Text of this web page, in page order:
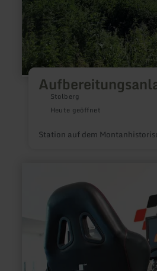
Stolberg
Heute geöffnet
Station auf dem